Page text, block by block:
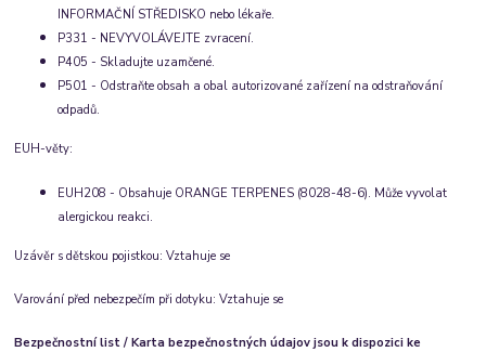
INFORMAČNÍ STŘEDISKO nebo lékaře.
P331 - NEVYVOLÁVEJTE zvracení.
P405 - Skladujte uzamčené.
P501 - Odstraňte obsah a obal autorizované zařízení na odstraňování
odpadů.
EUH-věty:
EUH208 - Obsahuje ORANGE TERPENES (8028-48-6). Může vyvolat
alergickou reakci.
Uzávěr s dětskou pojistkou:Vztahuje se
Varování před nebezpečím při dotyku:Vztahuje se
Bezpečnostní list / Karta bezpečnostných údajov jsou k dispozici ke